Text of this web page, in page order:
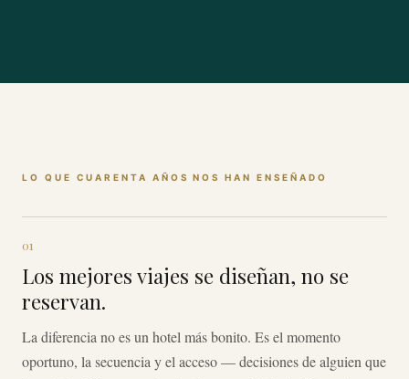
LO QUE CUARENTA AÑOS NOS HAN ENSEÑADO
01
Los mejores viajes se diseñan, no se
reservan.
La diferencia no es un hotel más bonito. Es el momento
oportuno, la secuencia y el acceso — decisiones de alguien que